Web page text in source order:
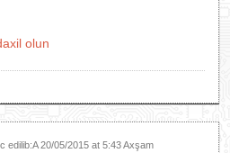
olun
edilib:A20/05/2015 at 5:43 Axşam